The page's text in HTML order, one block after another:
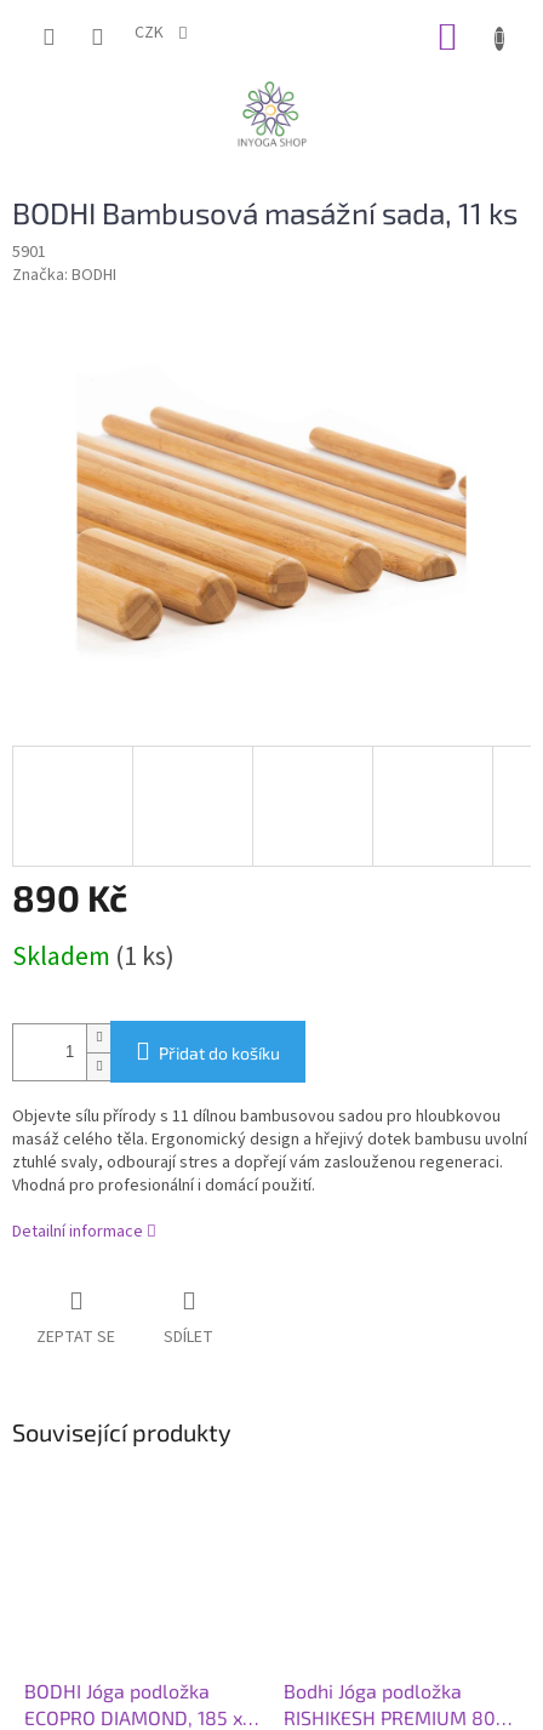
CZK
BODHI Bambusová masážní sada, 11 ks
5901
Značka: BODHI
890 Kč
cena:
Skladem (1 ks)
Přidat do košíku
Objevte sílu přírody s 11 dílnou bambusovou sadou pro hloubkovou
masáž celého těla. Ergonomický design a hřejivý dotek bambusu uvolní
ztuhlé svaly, odbourajístres a dopřejívám zaslouženou regeneraci.
Vhodná pro profesionální i domácí použití.
Detailní informace
ZEPTAT SE SDÍLET
Související produkty
BODHI Jóga podložka
ECOPRO DIAMOND, 185 x
Bodhi Jóga podložka
RISHIKESH PREMIUM 80